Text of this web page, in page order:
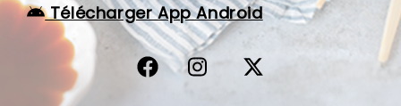
Télécharger App Android